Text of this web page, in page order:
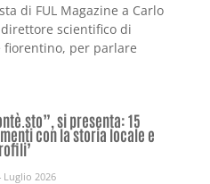
di FUL Magazine a Carlo
scientifico di
fiorentino, per parlare
si presenta: 15
con la storia locale e
Luglio 2026